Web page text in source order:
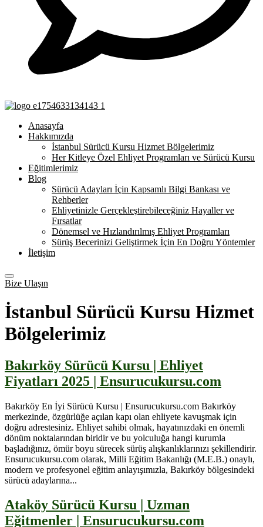
Anasayfa
Hakkımızda
İstanbul Sürücü Kursu Hizmet Bölgelerimiz
Her Kitleye Özel Ehliyet Programları ve Sürücü Kursu
Eğitimlerimiz
Blog
Sürücü Adayları İçin Kapsamlı Bilgi Bankası ve
Rehberler
Ehliyetinizle Gerçekleştirebileceğiniz Hayaller ve
Fırsatlar
Dönemsel ve Hızlandırılmış Ehliyet Programları
Sürüş Becerinizi Geliştirmek İçin En Doğru Yöntemler
İletişim
Bize Ulaşın
İstanbul Sürücü Kursu Hizmet
Bölgelerimiz
Bakırköy Sürücü Kursu | Ehliyet
Fiyatları 2025 | Ensurucukursu.com
Bakırköy En İyi Sürücü Kursu | Ensurucukursu.com Bakırköy
merkezinde, özgürlüğe açılan kapı olan ehliyete kavuşmak için
doğru adrestesiniz. Ehliyet sahibi olmak, hayatınızdaki en önemli
dönüm noktalarından biridir ve bu yolculuğa hangi kurumla
başladığınız, ömür boyu sürecek sürüş alışkanlıklarınızı şekillendirir.
Ensurucukursu.com olarak, Milli Eğitim Bakanlığı (M.E.B.) onaylı,
modern ve profesyonel eğitim anlayışımızla, Bakırköy bölgesindeki
sürücü adaylarına...
Ataköy Sürücü Kursu | Uzman
Eğitmenler | Ensurucukursu.com